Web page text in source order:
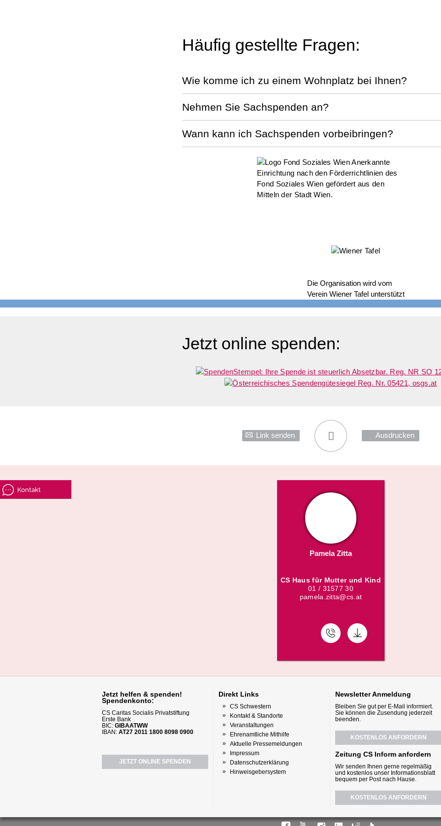
Häufig gestellte Fragen:
Wie komme ich zu einem Wohnplatz bei Ihnen?
Nehmen Sie Sachspenden an?
Wann kann ich Sachspenden vorbeibringen?
Die Organisation wird vom
Verein Wiener Tafel unterstützt
Jetzt online spenden:
Link senden Ausdrucken
Kontakt
Pamela Zitta
CS Haus für Mutter und Kind
01 / 31577 30
pamela.zitta@cs.at
Jetzt helfen & spenden!
Spendenkonto:
CS Caritas Socialis Privatstiftung
Erste Bank
BIC: GIBAATWW
IBAN: AT27 2011 1800 8098 0900
JETZT ONLINE SPENDEN
Direkt Links
CS Schwestern
Kontakt & Standorte
Veranstaltungen
Ehrenamtliche Mithilfe
Aktuelle Pressemeldungen
Impressum
Datenschutzerklärung
Hinweisgebersystem
NewsletterAnmeldung
Bleiben Sie gut per E-Mail informiert.
Sie können die Zusendung jederzeit
beenden.
KOSTENLOS ANFORDERN
Zeitung CS Inform anfordern
Wir senden Ihnen gerne regelmäßig
und kostenlos unser Informationsblatt
bequem per Post nach Hause.
KOSTENLOS ANFORDERN